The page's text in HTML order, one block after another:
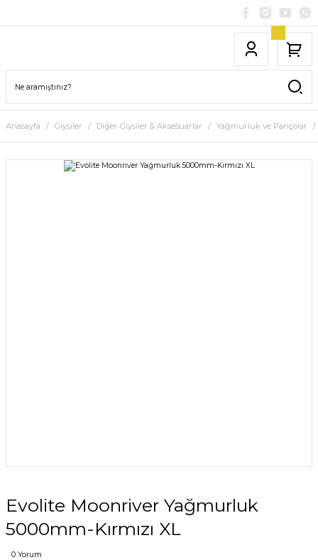
Anasayfa Giysiler Diğer Giysiler & Aksesuarlar Yağmurluk ve Pançolar
Evolite Moonriver Yağmurluk
5000mm-Kırmızı XL
0 Yorum